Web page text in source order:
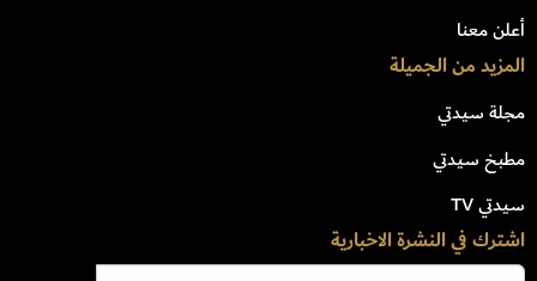
أعلن معنا
المزيد من الجميلة
مجلة سيدتي
مطبخ سيدتي
سيدتي TV
اشترك في النشرة الاخبارية